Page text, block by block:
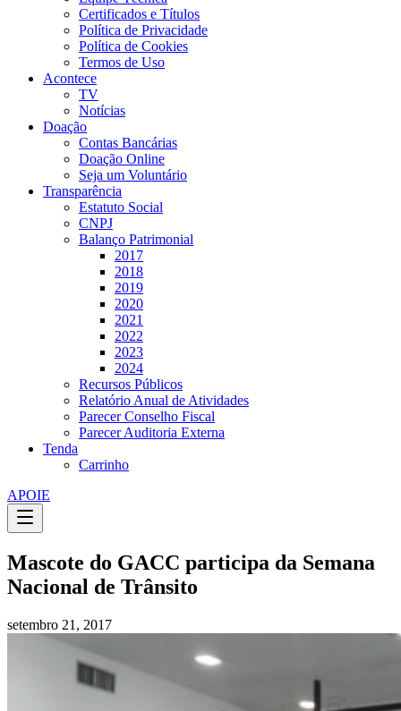
Certificados e Títulos
Política de Privacidade
Política de Cookies
Termos de Uso
Acontece
TV
Notícias
Doação
Contas Bancárias
Doação Online
Seja um Voluntário
Transparência
Estatuto Social
CNPJ
Balanço Patrimonial
2017
2018
2019
2020
2021
2022
2023
2024
Recursos Públicos
Relatório Anual de Atividades
Parecer Conselho Fiscal
Parecer Auditoria Externa
Tenda
Carrinho
APOIE
Mascote do GACC participa da Semana
Nacional de Trânsito
setembro 21, 2017